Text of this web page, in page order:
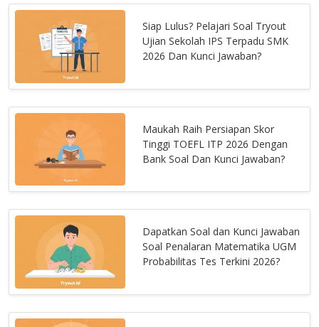
Siap Lulus? Pelajari Soal Tryout
Ujian Sekolah IPS Terpadu SMK
2026 Dan Kunci Jawaban?
Maukah Raih Persiapan Skor
Tinggi TOEFL ITP 2026 Dengan
Bank Soal Dan Kunci Jawaban?
Dapatkan Soal dan Kunci Jawaban
Soal Penalaran Matematika UGM
Probabilitas Tes Terkini 2026?